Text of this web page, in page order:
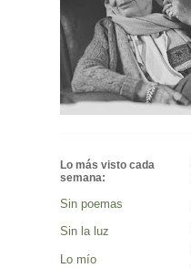
Lo más visto cada
semana:
Sin poemas
Sin la luz
Lo mío